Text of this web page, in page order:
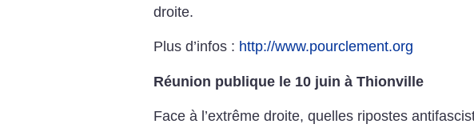
droite.
Plus d’infos : http://www.pourclement.org
Réunion publique le 10 juin à Thionville
Face à l’extrême droite, quelles ripostes